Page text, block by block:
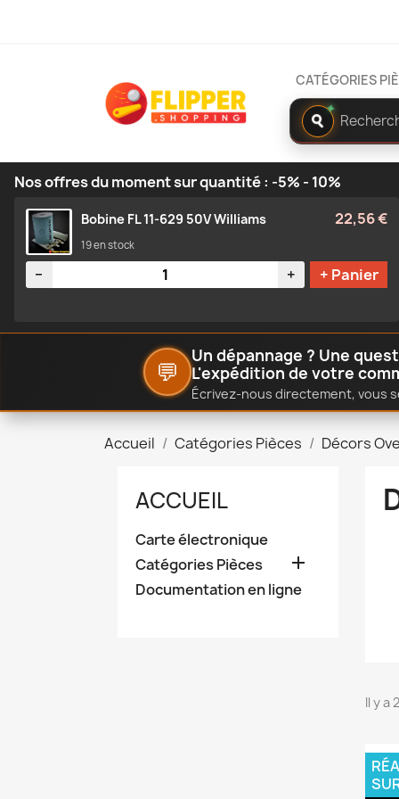
CATÉGORIES
✦
Rechercher
dans
le
catalogue
Nos offres du moment sur quantité : -5% - 10%
Bobine FL 11-629 50V Williams 22,56 €
19 en stock
Quantité
− + + Panier
💬
Un dépannage ? Une
L'expédition de votre
Écrivez-nous directement, vous
Accueil Catégories Pièces Décors
ACCUEIL
Carte électronique
Catégories Pièces

Documentation en ligne
Il y a